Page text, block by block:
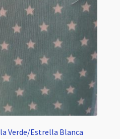
Verde/Estrella Blanca